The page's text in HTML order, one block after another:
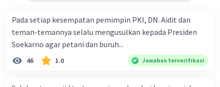
Pada setiap kesempatan pemimpin PKI, DN. Aidit dan
teman-temannya selalu mengusulkan kepada Presiden
Soekarno agar petani dan buruh...
46 1.0 Jawaban terverifikasi